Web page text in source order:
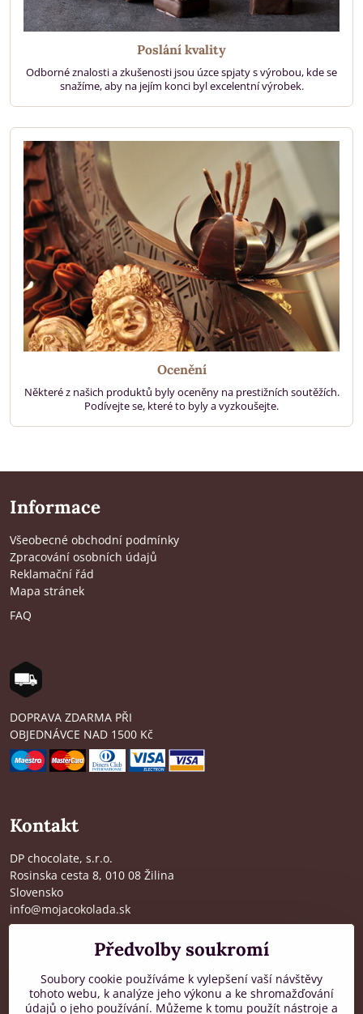
Poslání kvality
Odborné znalosti a zkušenosti jsou úzce spjaty s výrobou, kde se
snažíme, aby na jejím konci byl excelentní výrobek.
Ocenění
Některé z našich produktů byly oceněny na prestižních soutěžích.
Podívejte se, které to byly a vyzkoušejte.
Informace
Všeobecné obchodní podmínky
Zpracování osobních údajů
Reklamační řád
Mapa stránek
FAQ
DOPRAVA ZDARMA PŘI
OBJEDNÁVCE NAD 1500 Kč
Kontakt
DP chocolate, s.r.o.
Rosinska cesta 8, 010 08 Žilina
Slovensko
info@mojacokolada.sk
Kde nás najdete
Předvolby soukromí
Soubory cookie používáme k vylepšení vaší návštěvy
tohoto webu, k analýze jeho výkonu a ke shromažďování
údajů o jeho používání. Můžeme k tomu použít nástroje a